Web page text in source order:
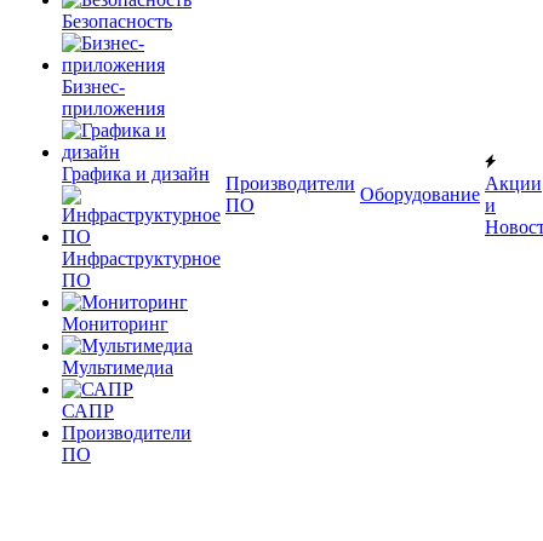
Безопасность
Бизнес-
приложения
Графика и дизайн
Инфраструктурное
ПО
Мониторинг
Мультимедиа
САПР
Производители
ПО
Производители
ПО
Оборудование
Акции
и